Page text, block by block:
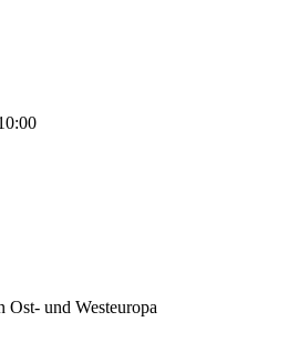
und Westeuropa